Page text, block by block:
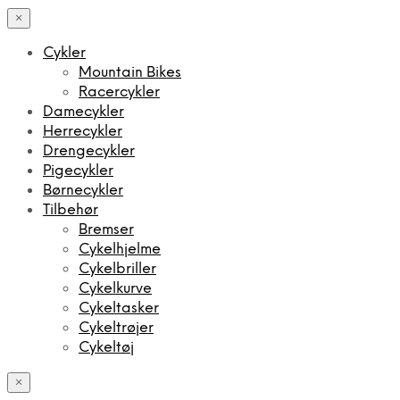
×
Cykler
Mountain Bikes
Racercykler
Damecykler
Herrecykler
Drengecykler
Pigecykler
Børnecykler
Tilbehør
Bremser
Cykelhjelme
Cykelbriller
Cykelkurve
Cykeltasker
Cykeltrøjer
Cykeltøj
×